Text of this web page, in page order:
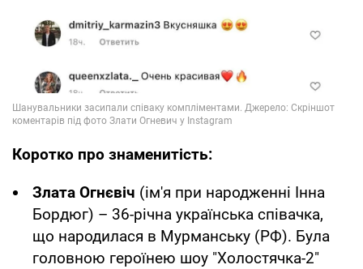
Коротко про знаменитість:
Злата Огнєвіч (ім'я при народженні Інна
Бордюг) – 36-річна українська співачка,
що народилася в Мурманську (РФ). Була
головною героїнею шоу "Холостячка-2"